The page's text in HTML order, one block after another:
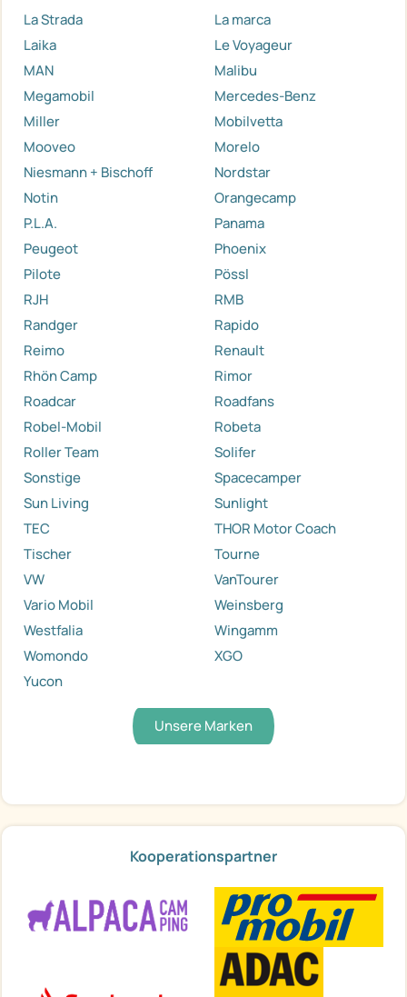
La Strada
La marca
Laika
Le Voyageur
MAN
Malibu
Megamobil
Mercedes-Benz
Miller
Mobilvetta
Mooveo
Morelo
Niesmann + Bischoff
Nordstar
Notin
Orangecamp
P.L.A.
Panama
Peugeot
Phoenix
Pilote
Pössl
RJH
RMB
Randger
Rapido
Reimo
Renault
Rhön Camp
Rimor
Roadcar
Roadfans
Robel-Mobil
Robeta
Roller Team
Solifer
Sonstige
Spacecamper
Sun Living
Sunlight
TEC
THOR Motor Coach
Tischer
Tourne
VW
VanTourer
Vario Mobil
Weinsberg
Westfalia
Wingamm
Womondo
XGO
Yucon
Unsere Marken
Kooperationspartner